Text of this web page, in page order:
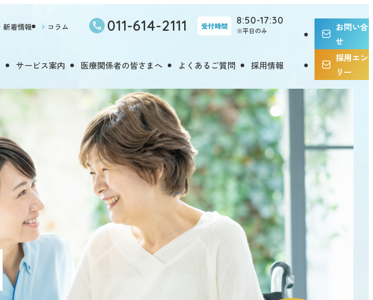
新着情報 コラム 011-614-2111 受付時間 8:50-17:30
※平日のみ
サービス案内 医療関係者の皆さまへ よくあるご質問 採用情報
お問い合
せ
採用エン
リー